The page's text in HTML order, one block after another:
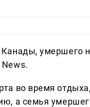
умершего
во время
а семья